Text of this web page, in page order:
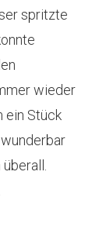
spritzte
wieder
ein Stück